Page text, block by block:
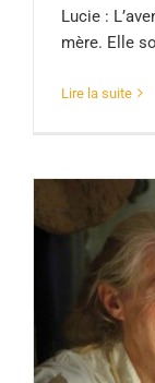
Lucie :
mère. Elle
Lire la suite